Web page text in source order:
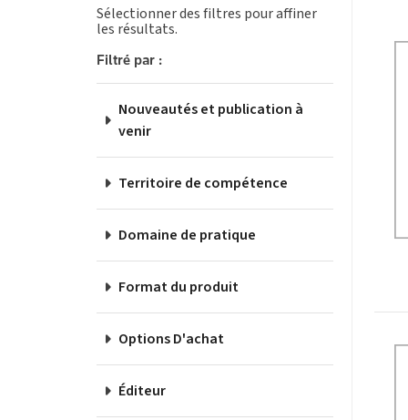
Sélectionner des filtres pour affiner
les résultats.
Filtré par :
Nouveautés et publication à
venir
Territoire de compétence
Domaine de pratique
Format du produit
Options D'achat
Éditeur